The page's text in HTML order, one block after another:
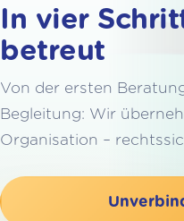
In vier
betreut
Von der ersten
Begleitung: Wir
Organisation –